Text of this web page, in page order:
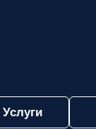
Услуги